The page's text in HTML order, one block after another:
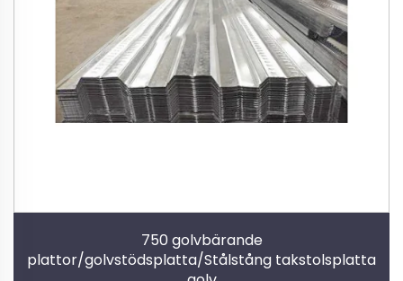
750 golvbärande
plattor/golvstödsplatta/Stålstång takstolsplatta